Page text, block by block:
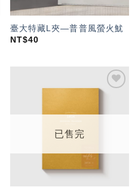
臺大特藏L夾—普普風螢火魷
NT$40
望輕
已售完